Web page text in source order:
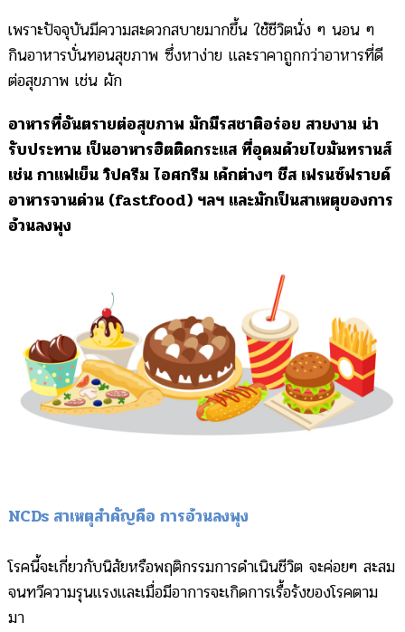
เพราะปัจจุบันมีความสะดวกสบายมากขึ้น ใช้ชีวิตนั่ง ๆ นอน ๆ
กินอาหารบั่นทอนสุขภาพ ซึ่งหาง่าย และราคาถูกกว่าอาหารที่ดี
ต่อสุขภาพ เช่น ผัก
อาหารที่อันตรายต่อสุขภาพ มักมีรสชาติอร่อย สวยงาม น่า
รับประทาน เป็นอาหารฮิตติดกระแส ที่อุดมด้วยไขมันทรานส์
เช่น กาแฟเย็น วิปครีม ไอศกรีม เค้กต่างๆ ชีส เฟรนซ์ฟรายด์
อาหารจานด่วน (fastfood) ฯลฯ และมักเป็นสาเหตุของการ
อ้วนลงพุง
NCDs สาเหตุสำคัญคือ การอ้วนลงพุง
โรคนี้จะเกี่ยวกับนิสัยหรือพฤติกรรมการดำเนินชีวิต จะค่อยๆ สะสม
จนทวีความรุนแรงและเมื่อมีอาการจะเกิดการเรื้อรังของโรคตาม
มา